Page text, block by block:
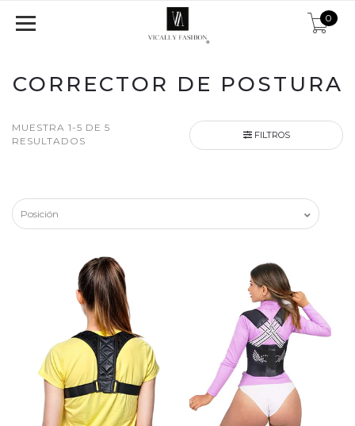
0
CORRECTOR DE POSTURA
MUESTRA 1-5 DE 5
RESULTADOS
FILTROS